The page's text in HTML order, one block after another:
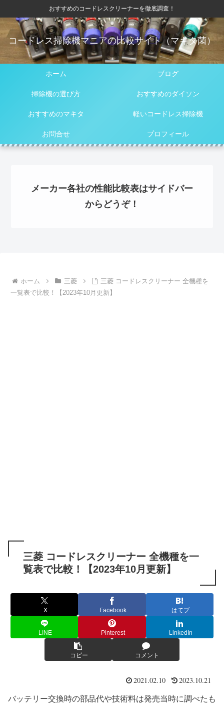
おすすめのコードレスクリーナーを徹底調査！
コードレス掃除機マニアの比較サイト（マキタ菌）
ホーム ブログ
掃除機の選び方 おすすめのダイソン
おすすめのマキタ 軽いコードレス掃除機
お問合せ プロフィール
メーカー各社の性能比較表はサイドバー
からどうぞ！
ホーム 三菱
三菱 コードレスクリーナー 全機種を
一覧表で比較！【2023年10月更新】
三菱 コードレスクリーナー 全機種を一
覧表で比較！【2023年10月更新】
X Facebook はてブ
LINE Pinterest LinkedIn
コピー コメント
2021.02.10 2023.10.21
バッテリー交換時の部品代や技術料は発売当時に調べたも